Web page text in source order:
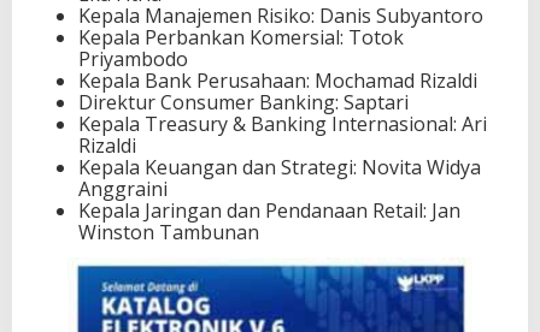
Kepala Manajemen Risiko: Danis Subyantoro
Kepala Perbankan Komersial: Totok
Priyambodo
Kepala Bank Perusahaan: Mochamad Rizaldi
Direktur Consumer Banking: Saptari
Kepala Treasury & Banking Internasional: Ari
Rizaldi
Kepala Keuangan dan Strategi: Novita Widya
Anggraini
Kepala Jaringan dan Pendanaan Retail: Jan
Winston Tambunan